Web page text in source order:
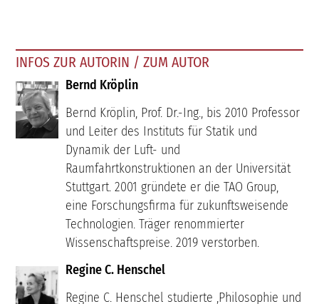
INFOS ZUR AUTORIN / ZUM AUTOR
Bernd Kröplin
Bernd Kröplin, Prof. Dr.-Ing., bis 2010 Professor
und Leiter des Instituts für Statik und
Dynamik der Luft- und
Raumfahrtkonstruktionen an der Universität
Stuttgart. 2001 gründete er die TAO Group,
eine Forschungsfirma für zukunftsweisende
Technologien. Träger renommierter
Wissenschaftspreise. 2019 verstorben.
Regine C. Henschel
Regine C. Henschel studierte ,Philosophie und